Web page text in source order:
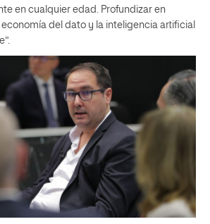
en cualquier edad. Profundizar en
del dato y la inteligencia artificial